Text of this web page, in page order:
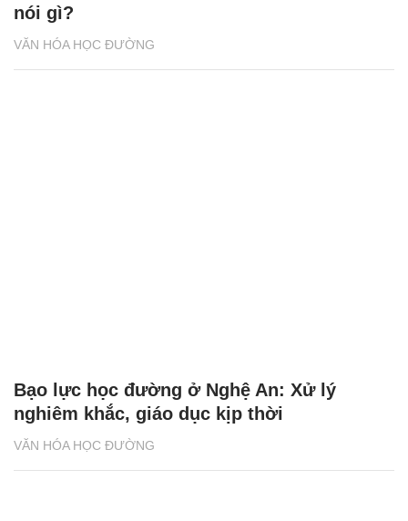
VĂN HÓA HỌC ĐƯỜNG
nói gì?
VĂN HÓA HỌC ĐƯỜNG
Bạo lực học đường ở Nghệ An: Xử lý
nghiêm khắc, giáo dục kịp thời